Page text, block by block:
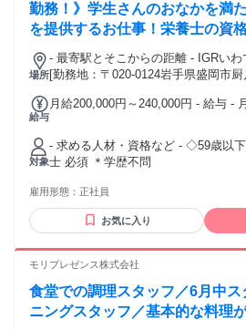
勤務！》学生さんのおなかを満
を提供するお仕事！栄養士の資
んか？
場所
- 最寄駅とそこからの距離 - IGRい
15分 IGRいわて銀河鉄道線 青山 車
[勤務地：〒020-0124岩手県盛岡市厨
給与
月給200,000円～240,000円 - 給与 -
手当：10,000円＊試用期間3ヶ月も同
対象
- 求める人材・資格など - ◇59歳以
士 必須 ＊学歴不問
雇用形態： 正社員
お気に入り
モリプレゼンス株式会社
食堂での調理スタッフ／6月中
ニングスタッフ／基本的な料理